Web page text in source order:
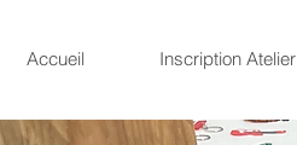
Accueil Inscription Atelier